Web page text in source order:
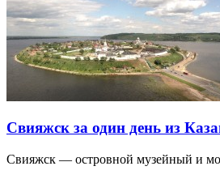
Свияжск за один день из
Свияжск — островной музейный и